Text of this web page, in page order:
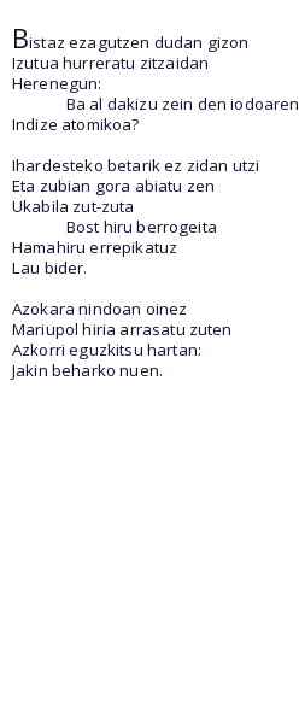
Bistaz ezagutzen dudan gizon
Izutua hurreratu zitzaidan
Herenegun:
Ba al dakizu zein den iodoaren
Indize atomikoa?
Ihardesteko betarik ez zidan utzi
Eta zubian gora abiatu zen
Ukabila zut-zuta
Bost hiru berrogeita
Hamahiru errepikatuz
Lau bider.
Azokara nindoan oinez
Mariupol hiria arrasatu zuten
Azkorri eguzkitsu hartan:
Jakin beharko nuen.